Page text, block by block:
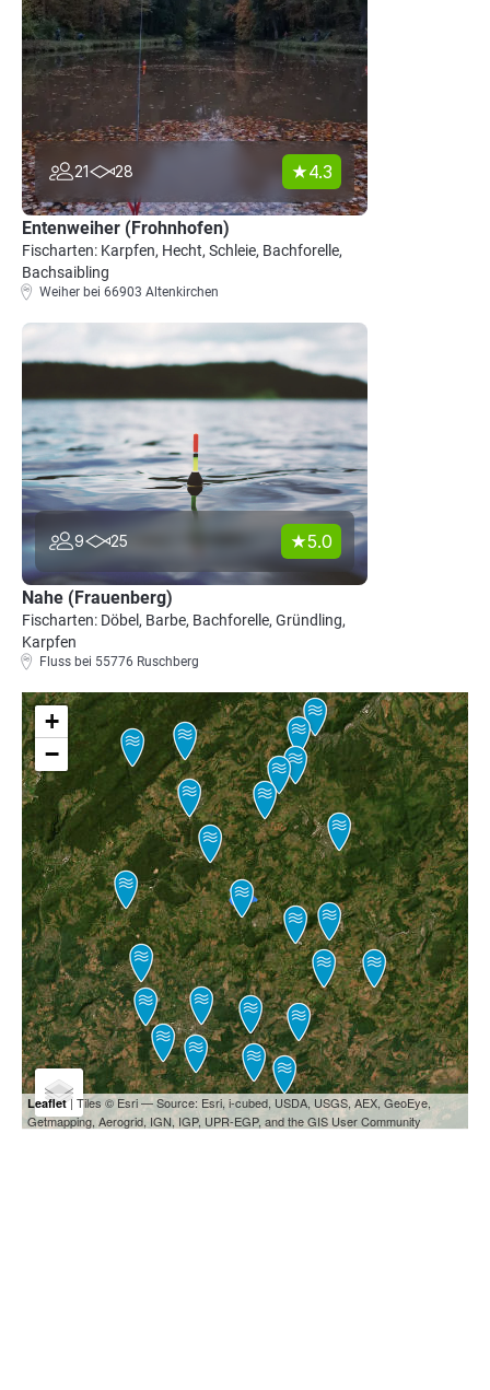
21 28 4.3
Entenweiher (Frohnhofen)
Fischarten: Karpfen, Hecht, Schleie, Bachforelle,
Bachsaibling
Weiher bei 66903 Altenkirchen
9 25 5.0
Nahe (Frauenberg)
Fischarten: Döbel, Barbe, Bachforelle, Gründling,
Karpfen
Fluss bei 55776 Ruschberg
+
−
Leaflet| Tiles © Esri — Source: Esri, i-cubed, USDA, USGS, AEX, GeoEye,
Getmapping, Aerogrid, IGN, IGP, UPR-EGP, and the GIS User Community